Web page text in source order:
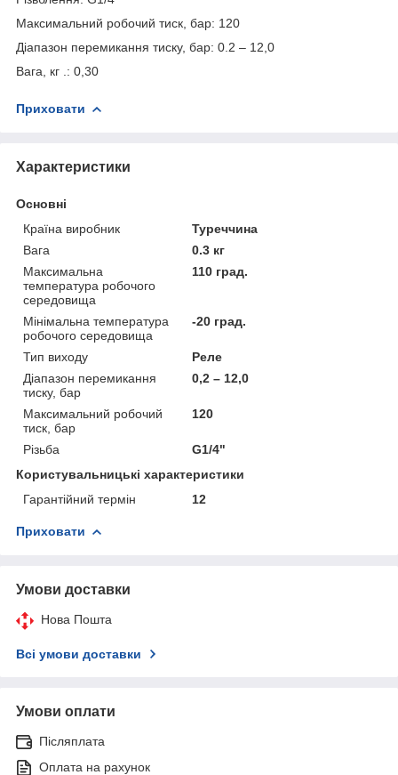
Максимальний робочий тиск, бар: 120
Діапазон перемикання тиску, бар: 0.2 – 12,0
Вага, кг .: 0,30
Приховати
Характеристики
Основні
Країна виробник
Туреччина
Вага
0.3 кг
Максимальна
температура робочого
середовища
110 град.
Мінімальна температура
робочого середовища
-20 град.
Тип виходу
Реле
Діапазон перемикання
тиску, бар
0,2 – 12,0
Максимальний робочий
тиск, бар
120
Різьба
G1/4"
Користувальницькі характеристики
Гарантійний термін
12
Приховати
Умови доставки
Нова Пошта
Всі умови доставки
Умови оплати
Післяплата
Оплата на рахунок